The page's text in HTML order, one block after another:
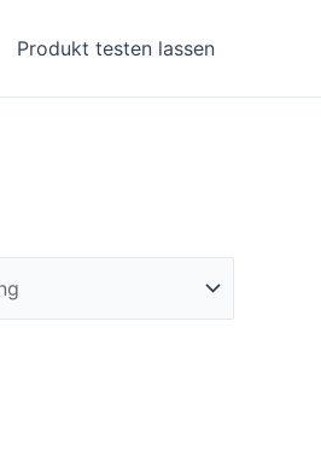
Produkt testen lassen